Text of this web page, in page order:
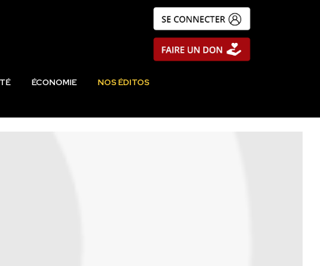
ÉCONOMIE NOS ÉDITOS